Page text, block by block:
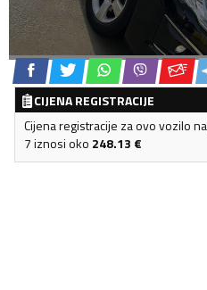
CIJENA REGISTRACIJE
Cijena registracije za ovo vozilo
7 iznosi oko 248.13 €